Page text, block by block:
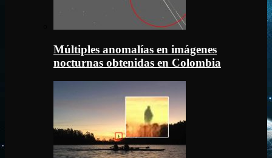
Múltiples anomalías en imágenes
nocturnas obtenidas en Colombia